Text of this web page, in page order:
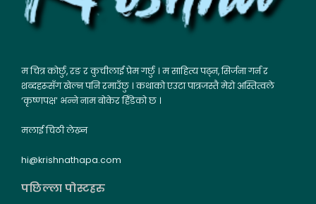
म चित्र कोर्छु, रङ र कुचीलाई प्रेम गर्छु । म साहित्य पढ्न, सिर्जना गर्न र
शब्दहरूसँग खेल्न पनि रमाउँछु । कथाको एउटा पात्रजस्तै मेरो अस्तित्वले
‘कृष्णपक्ष’ भन्ने नाम बोकेर हिँडेको छ ।
मलाई चिठी लेख्न
hi@krishnathapa.com
पछिल्ला पोस्टहरु